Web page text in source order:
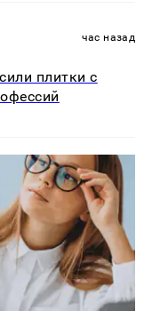
час назад
плитки с